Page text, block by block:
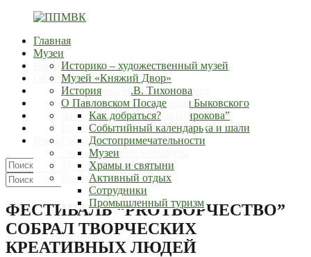
Перейти
содержимому
ППМВК
г.Павловский-
Посад
Главная
Музеи
Историко – художественный музей
Музей «Княжий Двор»
Дом – музей В.В. Тихонова
Музей космонавта Валерия Быковского
Выставочный зал “Дом Широкова”
Музей истории русского платка и шали
Новости
Об учреждении
История
Сотрудники
Наши награды
Туристский информационный центр
О Павловском Посаде
Как добраться?
Чем заняться?
Событийный календарь
Достопримечательности
Музеи
Храмы и святыни
Активный отдых
Фермы
Промышленный туризм
Где поесть?
Где остановиться?
Экскурсионные маршруты
Мультимедиа
Контакты
Сотрудники
Документы
Контакты
Услуги
Вопросы
Искать:
Поиск
Искать:
Поиск
ФЕСТИВАЛЬ “PROТВОРЧЕСТВО”
СОБРАЛ ТВОРЧЕСКИХ
КРЕАТИВНЫХ ЛЮДЕЙ